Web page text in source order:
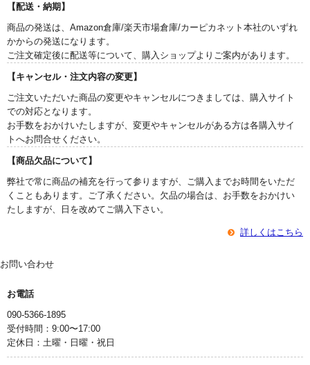
【配送・納期】
商品の発送は、Amazon倉庫/楽天市場倉庫/カーピカネット本社のいずれ
かからの発送になります。
ご注文確定後に配送等について、購入ショップよりご案内があります。
【キャンセル・注文内容の変更】
ご注文いただいた商品の変更やキャンセルにつきましては、購入サイト
での対応となります。
お手数をおかけいたしますが、変更やキャンセルがある方は各購入サイ
トへお問合せください。
【商品欠品について】
弊社で常に商品の補充を行って参りますが、ご購入までお時間をいただ
くこともあります。ご了承ください。欠品の場合は、お手数をおかけい
たしますが、日を改めてご購入下さい。
詳しくはこちら
お問い合わせ
お電話
090-5366-1895
受付時間：9:00〜17:00
定休日：土曜・日曜・祝日